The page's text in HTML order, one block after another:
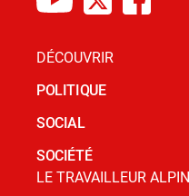
DÉCOUVRIR
POLITIQUE
SOCIAL
SOCIÉTÉ
LE TRAVAILLEUR ALPIN